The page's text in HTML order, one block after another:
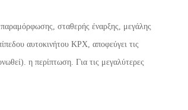
παραμόρφωσης, σταθερής έναρξης, μεγάλης
αυτοκινήτου KPX, αποφεύγει τις
η περίπτωση. Για τις μεγαλύτερες